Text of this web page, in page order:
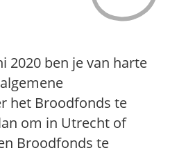
2020 ben je van harte
het Broodfonds te
om in Utrecht of
Broodfonds te